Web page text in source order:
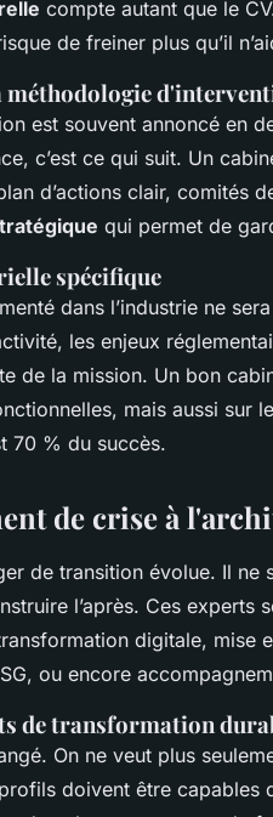
compte autant que le
de freiner plus qu’il
méthodologie
est souvent annoncé en
c’est ce qui suit. Un
d’actions clair, comités
qui permet de
spécifique
dans l’industrie ne
les enjeux
de la mission. Un bon
mais aussi sur
70 % du succès.
de crise à
de transition évolue. Il ne
l’après. Ces
digitale, mise
ou encore
de transformation
On ne veut plus
doivent être capables